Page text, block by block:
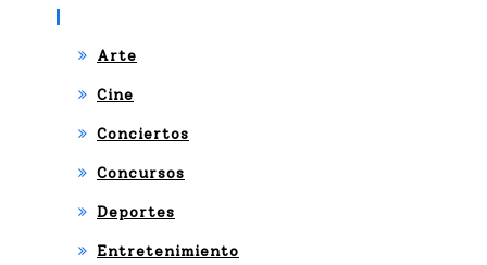
Arte
Cine
Conciertos
Concursos
Deportes
Entretenimiento